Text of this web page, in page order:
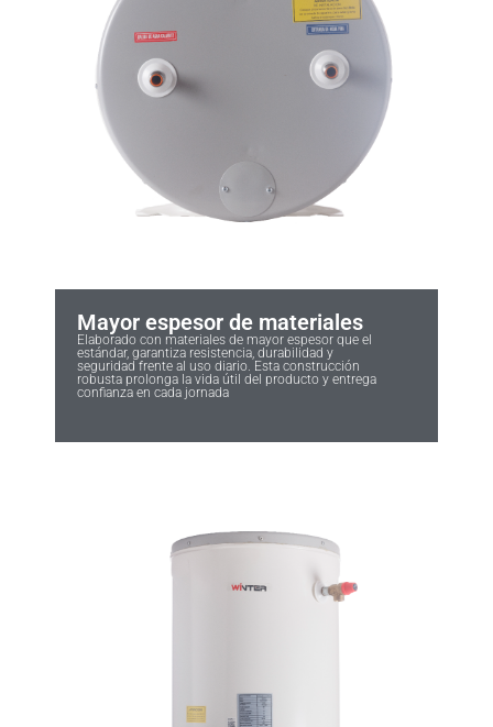
Mayor espesor de materiales
Elaborado con materiales de mayor espesor que el
estándar, garantiza resistencia, durabilidad y
seguridad frente al uso diario. Esta construcción
robusta prolonga la vida útil del producto y entrega
confianza en cada jornada